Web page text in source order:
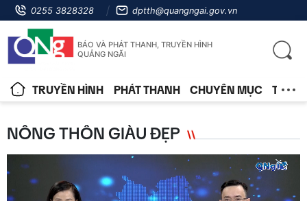
0255 3828328 dptth@quangngai.gov.vn
BÁO VÀ PHÁT THANH, TRUYỀN HÌNH
QUẢNG NGÃI
TRUYỀN HÌNH PHÁT THANH CHUYÊN MỤC TIN
NÔNG THÔN GIÀU ĐẸP